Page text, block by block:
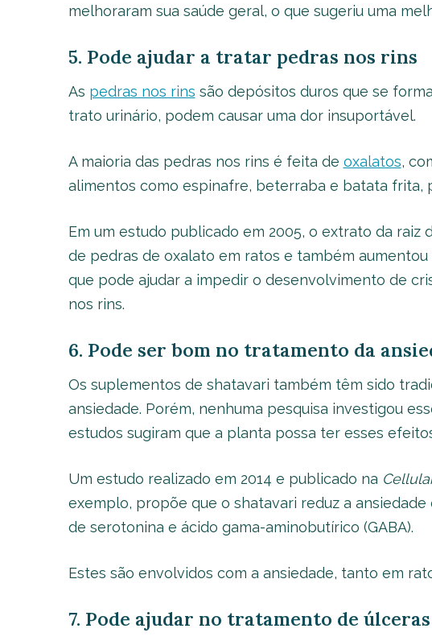
melhoraram sua saúde geral, o que sugeriu uma
5. Pode ajudar a tratar pedras nos rins
As pedras nos rins são depósitos duros que se
trato urinário, podem causar uma dor insuportável.
A maioria das pedras nos rins é feita de oxalatos,
alimentos como espinafre, beterraba e batata frita,
Em um estudo publicado em 2005, o extrato da raiz
de pedras de oxalato em ratos e também
que pode ajudar a impedir o desenvolvimento de
nos rins.
6. Pode ser bom no tratamento da
Os suplementos de shatavari também têm sido
ansiedade. Porém, nenhuma pesquisa investigou
estudos sugiram que a planta possa ter esses
Um estudo realizado em 2014 e publicado na
exemplo, propõe que o shatavari reduz a
de serotonina e ácido gama-aminobutírico (GABA).
Estes são envolvidos com a ansiedade, tanto em
7. Pode ajudar no tratamento de úlceras